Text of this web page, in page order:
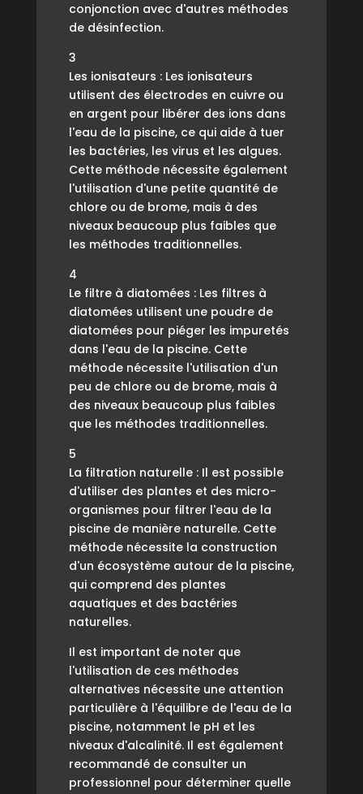
conjonction avec d'autres méthodes
de désinfection.
3
Les ionisateurs : Les ionisateurs
utilisent des électrodes en cuivre ou
en argent pour libérer des ions dans
l'eau de la piscine, ce qui aide à tuer
les bactéries, les virus et les algues.
Cette méthode nécessite également
l'utilisation d'une petite quantité de
chlore ou de brome, mais à des
niveaux beaucoup plus faibles que
les méthodes traditionnelles.
4
Le filtre à diatomées : Les filtres à
diatomées utilisent une poudre de
diatomées pour piéger les impuretés
dans l'eau de la piscine. Cette
méthode nécessite l'utilisation d'un
peu de chlore ou de brome, mais à
des niveaux beaucoup plus faibles
que les méthodes traditionnelles.
5
La filtration naturelle : Il est possible
d'utiliser des plantes et des micro-
organismes pour filtrer l'eau de la
piscine de manière naturelle. Cette
méthode nécessite la construction
d'un écosystème autour de la piscine,
qui comprend des plantes
aquatiques et des bactéries
naturelles.
Il est important de noter que
l'utilisation de ces méthodes
alternatives nécessite une attention
particulière à l'équilibre de l'eau de la
piscine, notamment le pH et les
niveaux d'alcalinité. Il est également
recommandé de consulter un
professionnel pour déterminer quelle